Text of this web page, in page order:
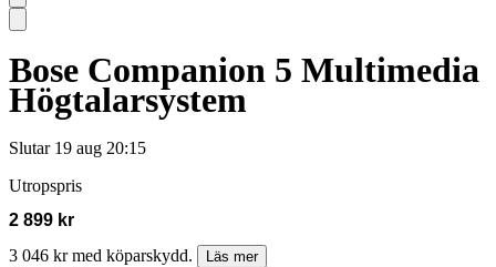
Bose Companion 5 Multimedia
Högtalarsystem
Slutar 19 aug 20:15
Utropspris
2 899 kr
3 046 kr med köparskydd.
Läs mer